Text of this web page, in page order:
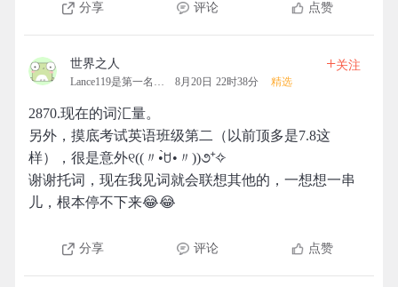
分享 评论 点赞
世界之人
Lance119是第一名的拓团 8月20日 22时38分 精选
+关注
2870.现在的词汇量。
另外，摸底考试英语班级第二（以前顶多是7.8这
样），很是意外୧((〃•̀ꇴ•〃))૭⁺✧
谢谢托词，现在我见词就会联想其他的，一想想一串
儿，根本停不下来😂😂
分享 评论 点赞